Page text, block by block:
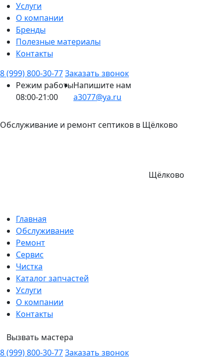
Услуги
О компании
Бренды
Полезные материалы
Контакты
8 (999) 800-30-77Заказать звонок
Режим работы
08:00-21:00
Напишите нам
a3077@ya.ru
Обслуживание и ремонт септиков в Щёлково
Щёлково
Главная
Обслуживание
Ремонт
Сервис
Чистка
Каталог запчастей
Услуги
О компании
Контакты
Вызвать мастера
8 (999) 800-30-77Заказать звонок